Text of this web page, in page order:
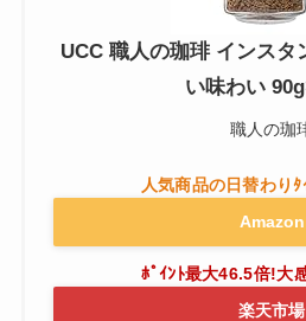
UCC 職人の珈琲 インスタ
い味わい
職人の珈
Amazon
楽天市場